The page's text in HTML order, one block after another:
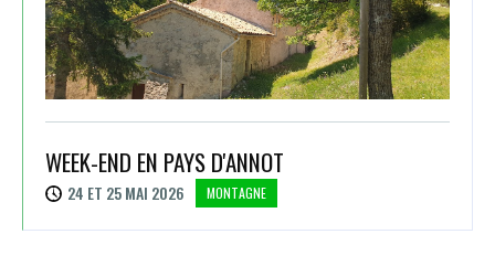
WEEK-END EN PAYS D'ANNOT
24 ET 25 MAI 2026 MONTAGNE